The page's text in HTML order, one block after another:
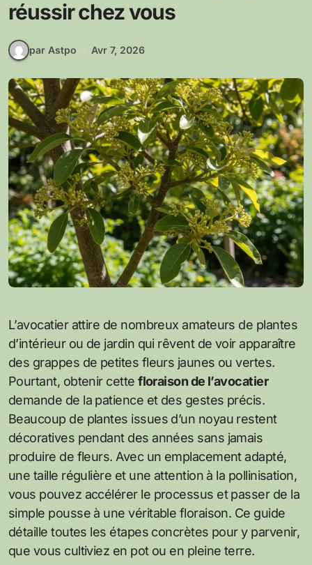
réussir chez vous
par Astpo Avr 7, 2026
L’avocatier attire de nombreux amateurs de plantes
d’intérieur ou de jardin qui rêvent de voir apparaître
des grappes de petites fleurs jaunes ou vertes.
Pourtant, obtenir cettefloraison de l’avocatier
demande de la patience et des gestes précis.
Beaucoup de plantes issues d’un noyau restent
décoratives pendant des années sans jamais
produire de fleurs. Avec un emplacement adapté,
une taille régulière et une attention à la pollinisation,
vous pouvez accélérer le processus et passer de la
simple pousse à une véritable floraison. Ce guide
détaille toutes les étapes concrètes pour y parvenir,
que vous cultiviez en pot ou en pleine terre.